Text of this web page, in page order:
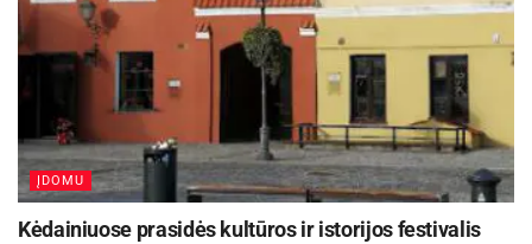
renginiai nemokami.
Panevėžio miesto savivaldybė
Žymos: Panevėžio miesto savivaldybė
ĮDOMU
Kėdainiuose prasidės kultūros ir istorijos festivalis